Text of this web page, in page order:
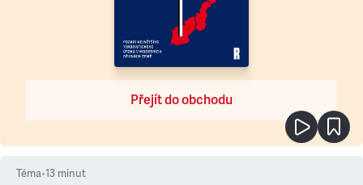
Přejít do obchodu
Téma•13 minut